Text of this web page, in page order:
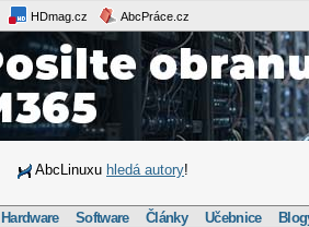
HDmag.cz AbcPráce.cz
AbcLinuxu hledá autory!
Hardware Software Články Učebnice